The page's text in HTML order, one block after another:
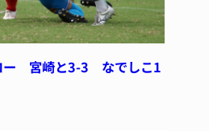
ー 宮崎と3-3 なでしこ1